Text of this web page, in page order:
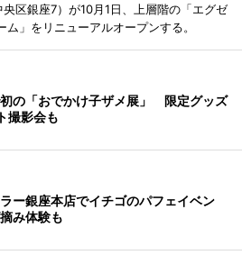
区銀座7）が10月1日、上層階の「エグゼ
」をリニューアルオープンする。
の「おでかけ子ザメ展」 限定グッズ
撮影会も
ー銀座本店でイチゴのパフェイベン
み体験も